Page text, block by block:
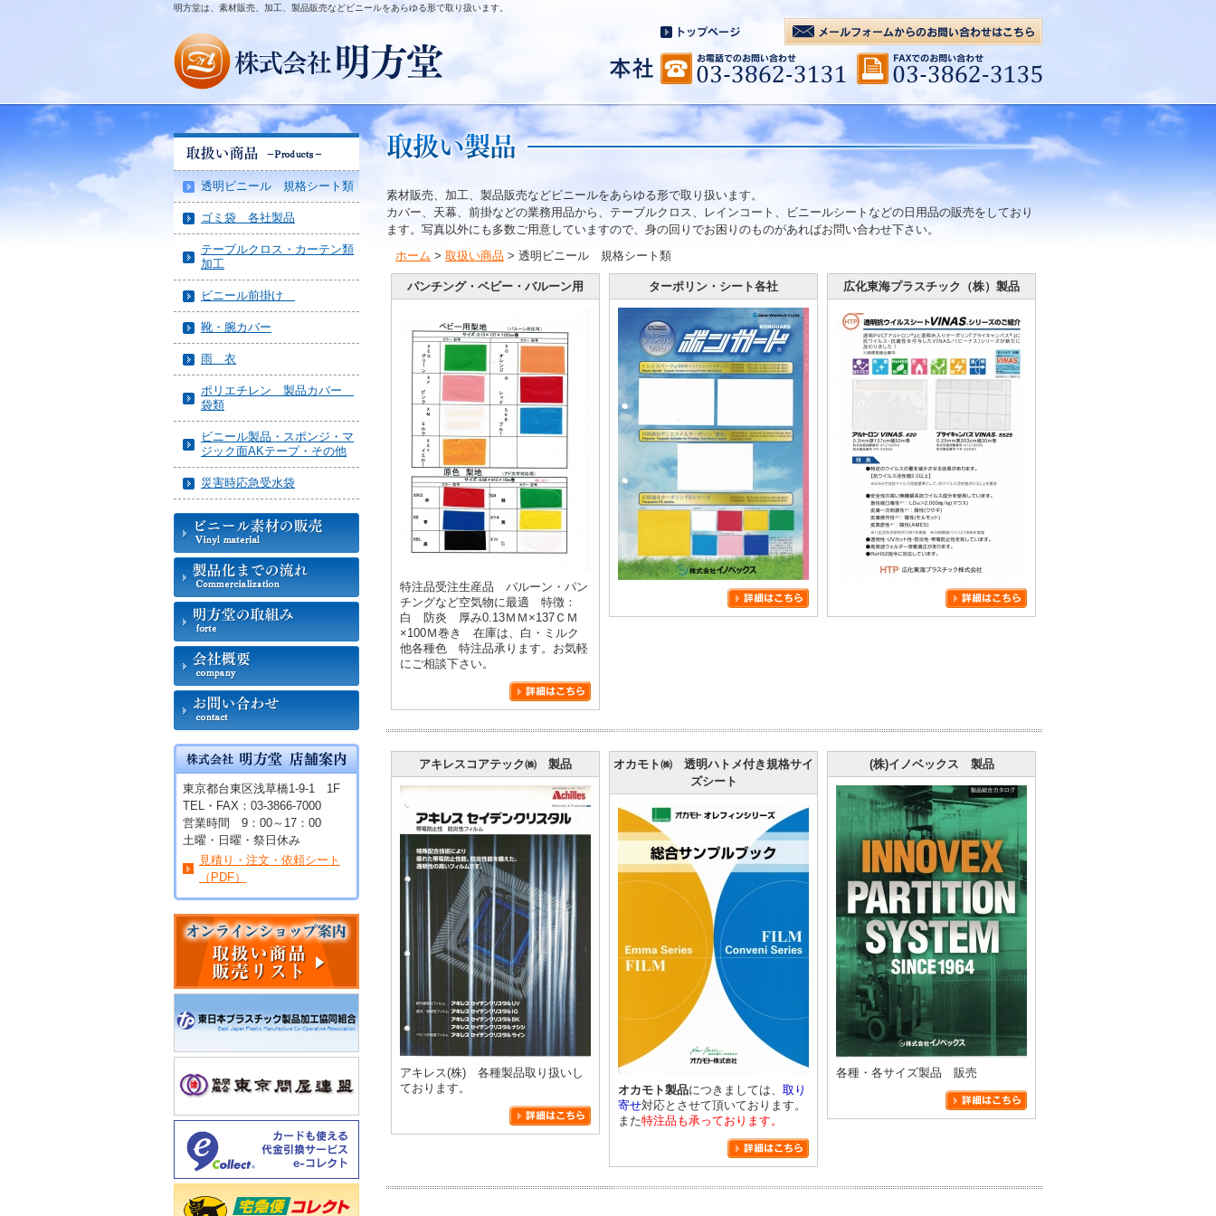
明方堂は、素材販売、加工、製品販売などビニールをあらゆる形で取り扱います。
透明ビニール 規格シート類
ゴミ袋 各社製品
テーブルクロス・カーテン類
加工
ビニール前掛け
靴・腕カバー
雨 衣
ポリエチレン 製品カバー
袋類
ビニール製品・スポンジ・マ
ジック面AKテープ・その他
災害時応急受水袋
東京都台東区浅草橋1-9-1 1F
TEL・FAX：03-3866-7000
営業時間 9：00～17：00
土曜・日曜・祭日休み
見積り・注文・依頼シート
（PDF）
素材販売、加工、製品販売などビニールをあらゆる形で取り扱います。
カバー、天幕、前掛などの業務用品から、テーブルクロス、レインコート、ビニールシートなどの日用品の販売をしており
ます。写真以外にも多数ご用意していますので、身の回りでお困りのものがあればお問い合わせ下さい。
ホーム > 取扱い商品 > 透明ビニール 規格シート類
パンチング・ベビー・バルーン用
特注品受注生産品 バルーン・パン
チングなど空気物に最適 特徴：
白 防炎 厚み0.13ＭＭ×137ＣＭ
×100Ｍ巻き 在庫は、白・ミルク
他各種色 特注品承ります。お気軽
にご相談下さい。
ターポリン・シート各社 広化東海プラスチック（株）製品
アキレスコアテック㈱ 製品
アキレス(株) 各種製品取り扱いし
ております。
オカモト㈱ 透明ハトメ付き規格サイ
ズシート
オカモト製品につきましては、 取り
寄せ対応とさせて頂いております。
また特注品も承っております。
(株)イノベックス 製品
各種・各サイズ製品 販売